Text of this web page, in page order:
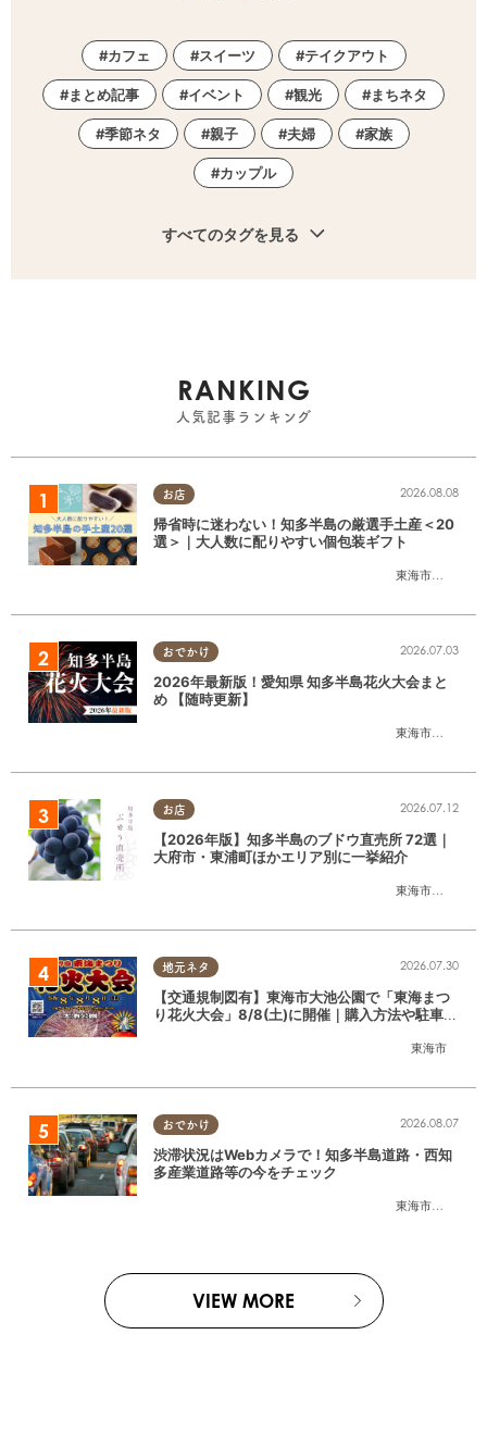
カフェ スイーツ テイクアウト
まとめ記事 イベント 観光 まちネタ
季節ネタ 親子 夫婦 家族
カップル
すべてのタグを見る
RANKING
人気記事ランキング
お店
東海市大府市
2026.08.08
帰省時に迷わない！知多半島の厳選手土産＜20
選＞｜大人数に配りやすい個包装ギフト
おでかけ
東海市大府市
2026.07.03
2026年最新版！愛知県 知多半島花火大会まと
め 【随時更新】
お店
東海市大府市
2026.07.12
【2026年版】知多半島のブドウ直売所 72選｜
大府市・東浦町ほかエリア別に一挙紹介
地元ネタ
東海市
2026.07.30
【交通規制図有】東海市大池公園で「東海まつ
り花火大会」8/8(土)に開催｜購入方法や駐車場
おでかけ
東海市大府市
2026.08.07
渋滞状況はWebカメラで！知多半島道路・西知
多産業道路等の今をチェック
VIEW MORE